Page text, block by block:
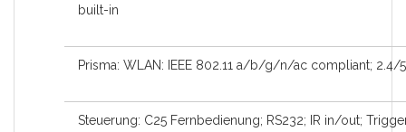
built-in
Prisma: WLAN: IEEE 802.11 a/b/g/n/ac compliant; 2.4/
Steuerung: C25 Fernbedienung; RS232; IR in/out;